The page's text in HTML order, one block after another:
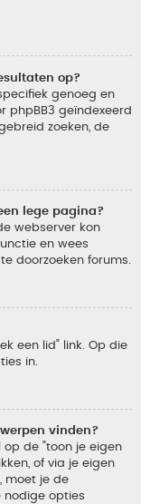
op?
genoeg en
phpBB3 geïndexeerd
zoeken, de
lege pagina?
webserver kon
en wees
doorzoeken forums.
een lid" link. Op die
in.
vinden?
de "toon je eigen
of via je eigen
moet je de
nodige opties